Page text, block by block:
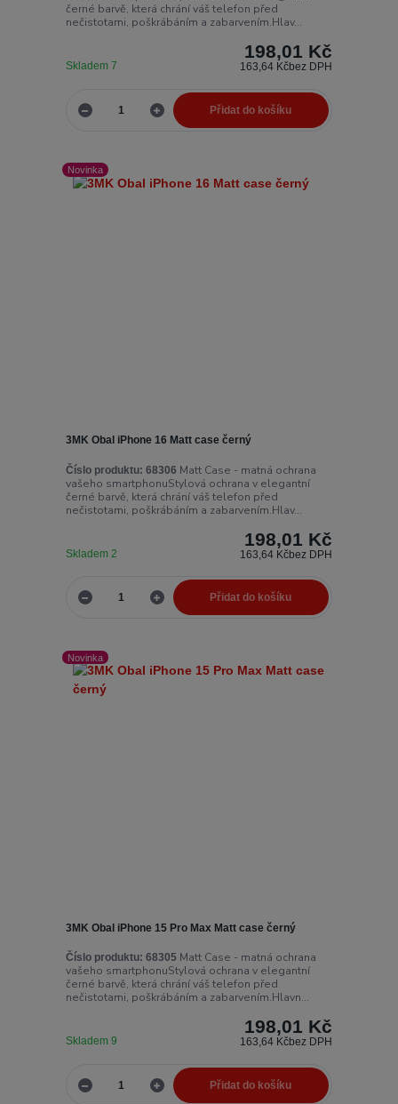
černé barvě, která chrání váš telefon před
nečistotami, poškrábáním a zabarvením.Hlav...
198,01 Kč
163,64 Kčbez DPH
Skladem 7
Přidat do košíku
Novinka
3MK Obal iPhone 16 Matt case černý
Číslo produktu: 68306 Matt Case - matná ochrana
vašeho smartphonuStylová ochrana v elegantní
černé barvě, která chrání váš telefon před
nečistotami, poškrábáním a zabarvením.Hlav...
198,01 Kč
163,64 Kčbez DPH
Skladem 2
Přidat do košíku
Novinka
3MK Obal iPhone 15 Pro Max Matt case černý
Číslo produktu: 68305 Matt Case - matná ochrana
vašeho smartphonuStylová ochrana v elegantní
černé barvě, která chrání váš telefon před
nečistotami, poškrábáním a zabarvením.Hlavn...
198,01 Kč
163,64 Kčbez DPH
Skladem 9
Přidat do košíku